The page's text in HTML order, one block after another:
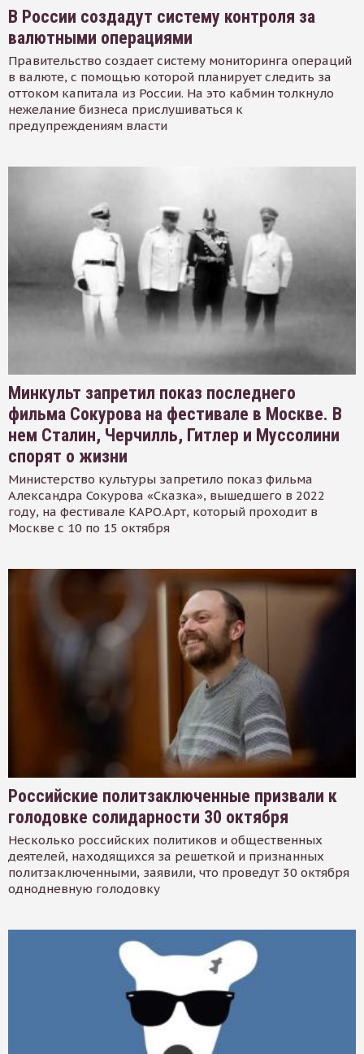
В России создадут систему контроля за
валютными операциями
Правительство создает систему мониторинга операций
в валюте, с помощью которой планирует следить за
оттоком капитала из России. На это кабмин толкнуло
нежелание бизнеса прислушиваться к
предупреждениям власти
Минкульт запретил показ последнего
фильма Сокурова на фестивале в Москве. В
нем Сталин, Черчилль, Гитлер и Муссолини
спорят о жизни
Министерство культуры запретило показ фильма
Александра Сокурова «Сказка», вышедшего в 2022
году, на фестивале КАРО.Арт, который проходит в
Москве с 10 по 15 октября
Российские политзаключенные призвали к
голодовке солидарности 30 октября
Несколько российских политиков и общественных
деятелей, находящихся за решеткой и признанных
политзаключенными, заявили, что проведут 30 октября
однодневную голодовку